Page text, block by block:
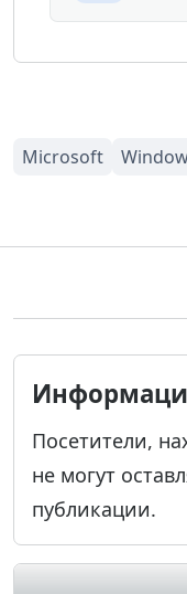
Посетители,
не могут
публикации.